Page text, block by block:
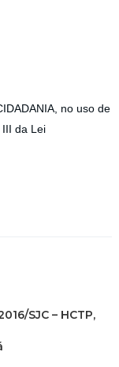
no uso de
III da Lei
SJC – HCTP,